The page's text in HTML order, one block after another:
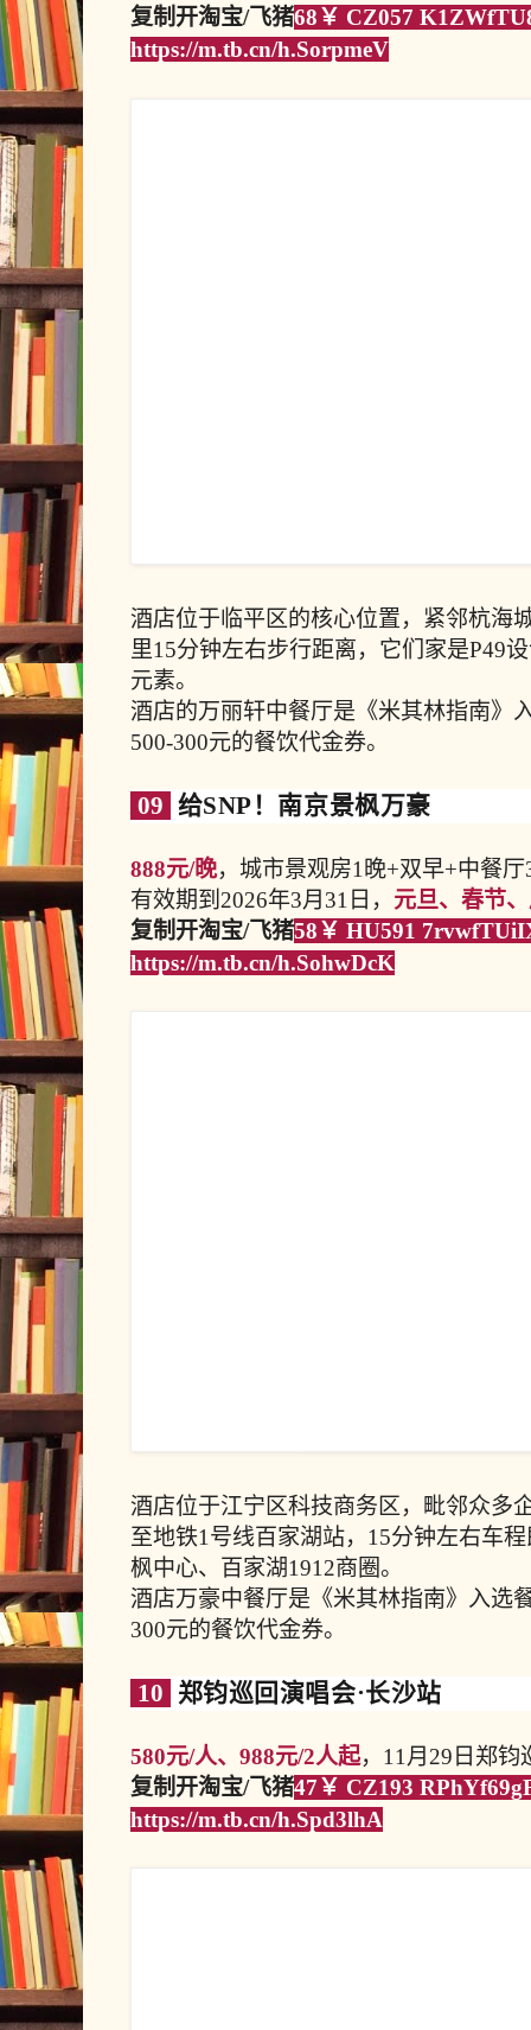
复制开淘宝/飞猪68￥ CZ057
https://m.tb.cn/h.SorpmeV
酒店位于临平区的核心位置，紧邻杭海
里15分钟左右步行距离，它们家是P49
元素。
酒店的万丽轩中餐厅是《米其林指南》
500-300元的餐饮代金券。
09 给SNP！南京景枫万豪
888元/晚，城市景观房1晚+双早+中餐
有效期到2026年3月31日， 元旦、春节
复制开淘宝/飞猪58￥ HU591
https://m.tb.cn/h.SohwDcK
酒店位于江宁区科技商务区，毗邻众多
至地铁1号线百家湖站，15分钟左右车
枫中心、百家湖1912商圈。
酒店万豪中餐厅是《米其林指南》入选
300元的餐饮代金券。
10 郑钧巡回演唱会·长沙站
580元/人、988元/2人起，11月29日郑钧
复制开淘宝/飞猪47￥ CZ193
https://m.tb.cn/h.Spd3lhA